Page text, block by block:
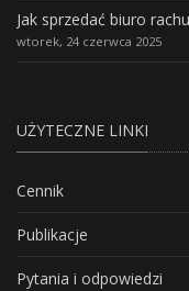
Jak sprzedać biuro
wtorek, 24 czerwca 2025
UŻYTECZNE LINKI
Cennik
Publikacje
Pytania i odpowiedzi